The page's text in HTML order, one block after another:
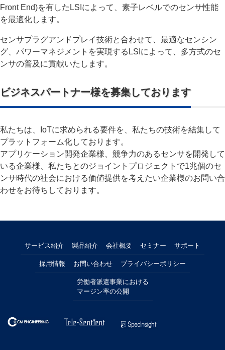
Front End)を有したLSIによって、素子レベルでのセンサ性能
を最適化します。
センサプラグアンドプレイ技術と合わせて、最適なセンシン
グ、パワーマネジメントを実現するLSIによって、多方式のセ
ンサの普及に貢献いたします。
ビジネスパートナー様を募集しております
私たちは、IoTに求められる要件を、私たちの技術を結集して
プラットフォーム化しております。
アプリケーション開発企業様、競争力のあるセンサを開発して
いる企業様、私たちとのジョイントプロジェクトで1兆個のセ
ンサ時代の社会における価値提供を考えたい企業様のお問い合
わせをお待ちしております。
サービス紹介 製品紹介 会社概要 セミナー サポート
採用情報 お問い合わせ プライバシーポリシー
労働者派遣事業における
マージン率の公開